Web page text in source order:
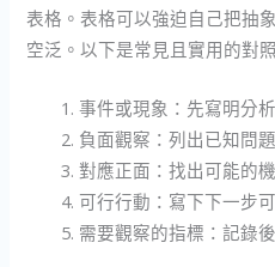
表格。表格可以強迫自己把抽
空泛。以下是常見且實用的對
事件或現象：先寫明分
負面觀察：列出已知問
對應正面：找出可能的
可行行動：寫下下一步
需要觀察的指標：記錄